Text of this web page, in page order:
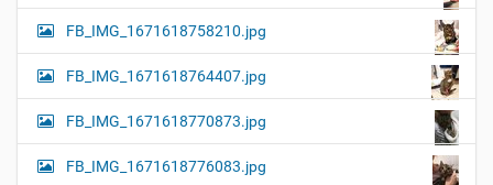
FB_IMG_1671618758210.jpg
FB_IMG_1671618764407.jpg
FB_IMG_1671618770873.jpg
FB_IMG_1671618776083.jpg